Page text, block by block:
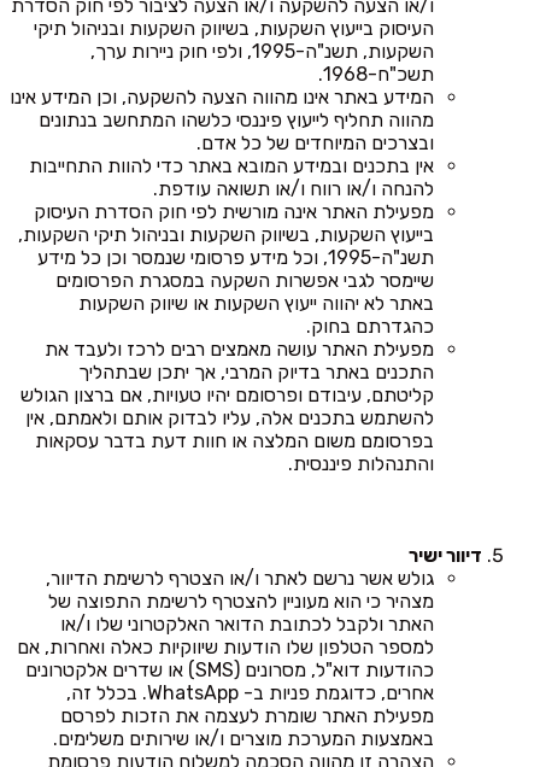
ו/או הצעה להשקעה ו/או הצעה לציבור לפי חוק הסדרת
העיסוק בייעוץ השקעות, בשיווק השקעות ובניהול תיקי
השקעות, תשנ"ה-1995, ולפי חוק ניירות ערך,
תשכ"ח-1968.
המידע באתר אינו מהווה הצעה להשקעה, וכן המידע אינו
מהווה תחליף לייעוץ פיננסי כלשהו המתחשב בנתונים
ובצרכים המיוחדים של כל אדם.
אין בתכנים ובמידע המובא באתר כדי להוות התחייבות
להנחה ו/או רווח ו/או תשואה עודפת.
מפעילת האתר אינה מורשית לפי חוק הסדרת העיסוק
בייעוץ השקעות, בשיווק השקעות ובניהול תיקי השקעות,
תשנ"ה-1995, וכל מידע פרסומי שנמסר וכן כל מידע
שיימסר לגבי אפשרות השקעה במסגרת הפרסומים
באתר לא יהווה ייעוץ השקעות או שיווק השקעות
כהגדרתם בחוק.
מפעילת האתר עושה מאמצים רבים לרכז ולעבד את
התכנים באתר בדיוק המרבי, אך יתכן שבתהליך
קליטתם, עיבודם ופרסומם יהיו טעויות, אם ברצון הגולש
להשתמש בתכנים אלה, עליו לבדוק אותם ולאמתם, אין
בפרסומם משום המלצה או חוות דעת בדבר עסקאות
והתנהלות פיננסית.
דיוור ישיר
גולש אשר נרשם לאתר ו/או הצטרף לרשימת הדיוור,
מצהיר כי הוא מעוניין להצטרף לרשימת התפוצה של
האתר ולקבל לכתובת הדואר האלקטרוני שלו ו/או
למספר הטלפון שלו הודעות שיווקיות כאלה ואחרות, אם
כהודעות דוא"ל, מסרונים (SMS) או שדרים אלקטרונים
אחרים, כדוגמת פניות ב- WhatsApp. בכלל זה,
מפעילת האתר שומרת לעצמה את הזכות לפרסם
באמצעות המערכת מוצרים ו/או שירותים משלימים.
הצהרה זו מהווה הסכמה למשלוח הודעות פרסומת